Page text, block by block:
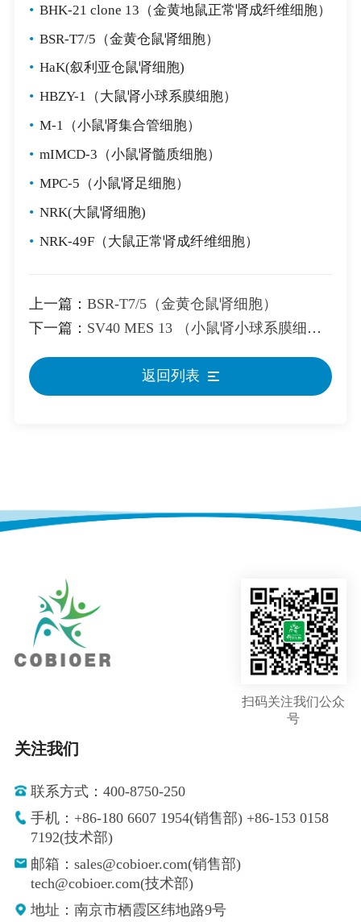
• BHK-21 clone 13（金黄地鼠正常肾成纤维细胞）
• BSR-T7/5（金黄仓鼠肾细胞）
• HaK(叙利亚仓鼠肾细胞)
• HBZY-1（大鼠肾小球系膜细胞）
• M-1（小鼠肾集合管细胞）
• mIMCD-3（小鼠肾髓质细胞）
• MPC-5（小鼠肾足细胞）
• NRK(大鼠肾细胞)
• NRK-49F（大鼠正常肾成纤维细胞）
上一篇： BSR-T7/5（金黄仓鼠肾细胞）
下一篇： SV40 MES 13 （小鼠肾小球系膜细胞）
返回列表
扫码关注我们公众
号
关注我们
联系方式：400-8750-250
手机：+86-180 6607 1954(销售部) +86-153 0158
7192(技术部)
邮箱：sales@cobioer.com(销售部)
tech@cobioer.com(技术部)
地址：南京市栖霞区纬地路9号